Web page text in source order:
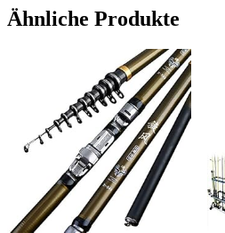
Ähnliche Produkte